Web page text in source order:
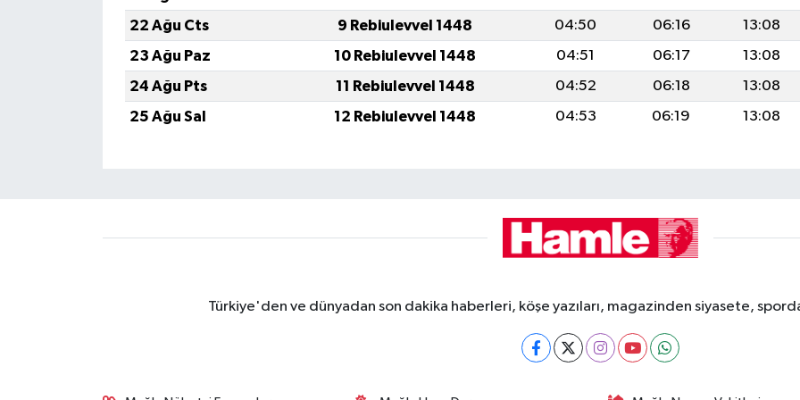
22 Ağu Cts
9 Rebiulevvel 1448 04:50 06:16
13:08
23 Ağu Paz
10 Rebiulevvel 1448 04:51 06:17
13:08
24 Ağu Pts
11 Rebiulevvel 1448 04:52 06:18
13:08
25 Ağu Sal
12 Rebiulevvel 1448 04:53 06:19 13:08
Türkiye'den ve dünyadan son dakika haberleri, köşe yazıları, magazinden siyasete,